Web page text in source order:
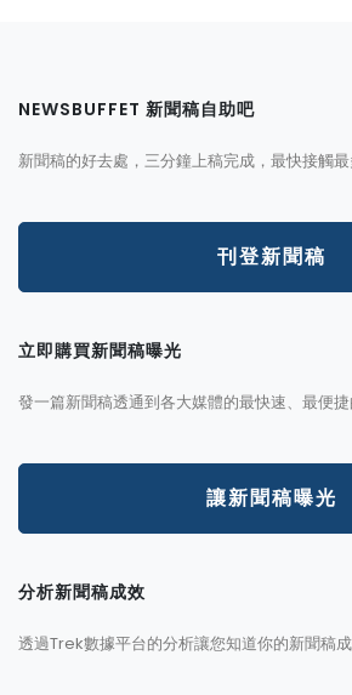
NEWSBUFFET 新聞稿自助吧
新聞稿的好去處，三分鐘上稿完成，最快接觸最
刊登新聞稿
立即購買新聞稿曝光
發一篇新聞稿透通到各大媒體的最快速、最便捷
讓新聞稿曝光
分析新聞稿成效
透過Trek數據平台的分析讓您知道你的新聞稿